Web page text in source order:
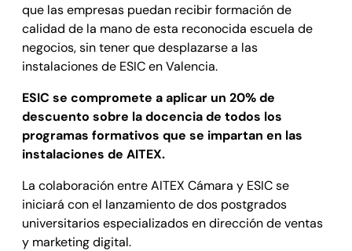
que las empresas puedan recibir formación de
calidad de la mano de esta reconocida escuela de
negocios, sin tener que desplazarse a las
instalaciones de ESIC en Valencia.
ESIC se compromete a aplicar un 20% de
descuento sobre la docencia de todos los
programas formativos que se impartan en las
instalaciones de AITEX.
La colaboración entre AITEX Cámara y ESIC se
iniciará con el lanzamiento de dos postgrados
universitarios especializados en dirección de ventas
y marketing digital.